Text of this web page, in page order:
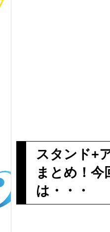
スタンド+
まとめ！今
は・・・